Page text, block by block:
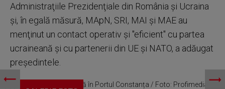
Administraţiile Prezidenţiale din România şi Ucraina
şi, în egală măsură, MApN, SRI, MAI şi MAE au
menţinut un contact operativ şi "eficient" cu partea
ucraineană şi cu partenerii din UE şi NATO, a adăugat
preşedintele.
Dronă marină explodată în Portul Constanța / Foto: Profimedia